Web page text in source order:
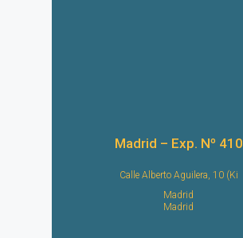
Madrid – Exp. Nº 410
Calle Alberto Aguilera, 10 (Ki
Madrid
Madrid